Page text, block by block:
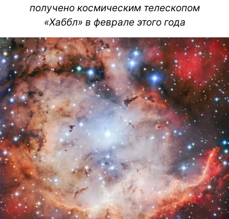
получено космическим телескопом
«Хаббл» в феврале этого года